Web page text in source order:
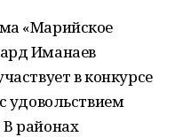
«Марийское
Иманаев
в конкурсе
удовольствием
районах